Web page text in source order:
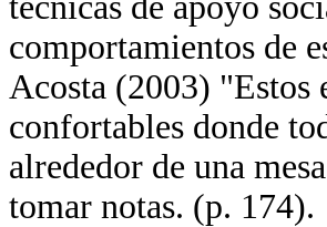
comportamientos de
Acosta (2003) "Estos
confortables donde
alrededor de una
tomar notas. (p. 174).